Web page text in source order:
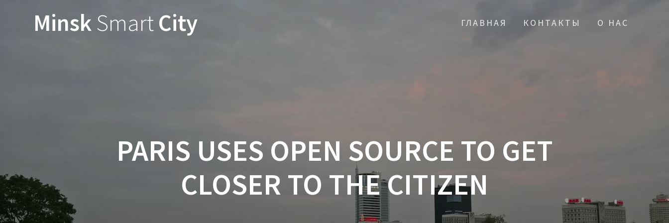
MinskSmartCity ГЛАВНАЯ КОНТАКТЫ О НАС
PARIS USES OPEN SOURCE TO GET
CLOSER TO THE CITIZEN